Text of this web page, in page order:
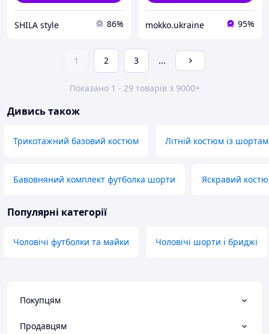
SHILA style 86% mokko.ukraine 95%
1 2 3 ...
Показано 1 - 29 товарів з 9000+
Дивись також
Трикотажний базовий костюм Літній костюм із
Бавовняний комплект футболка шорти Яскравий
Популярні категорії
Чоловічі футболки та майки Чоловічі шорти і бриджі
Покупцям
Продавцям